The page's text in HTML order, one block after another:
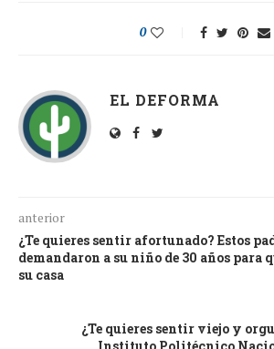
0
EL DEFORMA
anterior
¿Te quieres sentir afortunado? Estos
demandaron a su niño de 30 años para
su casa
¿Te quieres sentir viejo y